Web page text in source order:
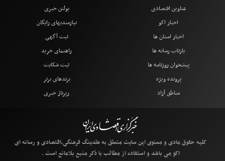
عناوین اقتصادی
اخبار اکو
اخبار استان ها
بازتاب رسانه ها
پیشخوان روزنامه ها
پرونده ویژه
مناطق آزاد
بولتن خبری
نیازمندیهای رایگان
ثبت آگهی
راهنمای خرید
ثبت شکایت
برندهای برتر
رپرتاژ خبری
کلیه حقوق مادی و معنوی این سایت متعلق به هلدینگ فرهنگی،اقتصادی و رسانه ای
اکو می باشد و استفاده از مطالب با ذکر منبع بلامانع است .